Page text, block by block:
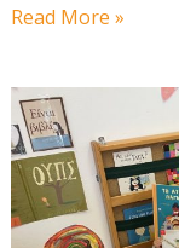
Ένα
το
Νηπιαγωγείο
Δηλεσίου
Read More »